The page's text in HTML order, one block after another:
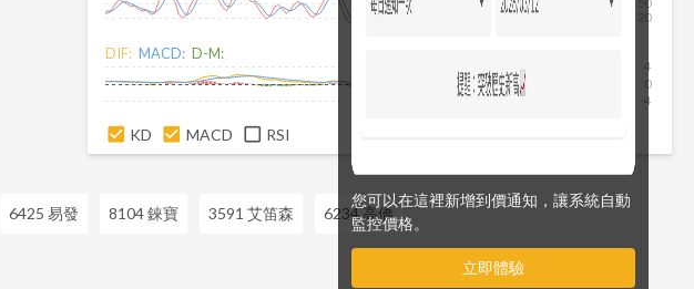
您可以在這裡新增到價通知，讓系統自動
監控價格。
立即體驗
20
DIF: MACD: D-M:
-4
0
4
KD MACD RSI
6425 易發 8104 錸寶 3591 艾笛森 6234 高僑